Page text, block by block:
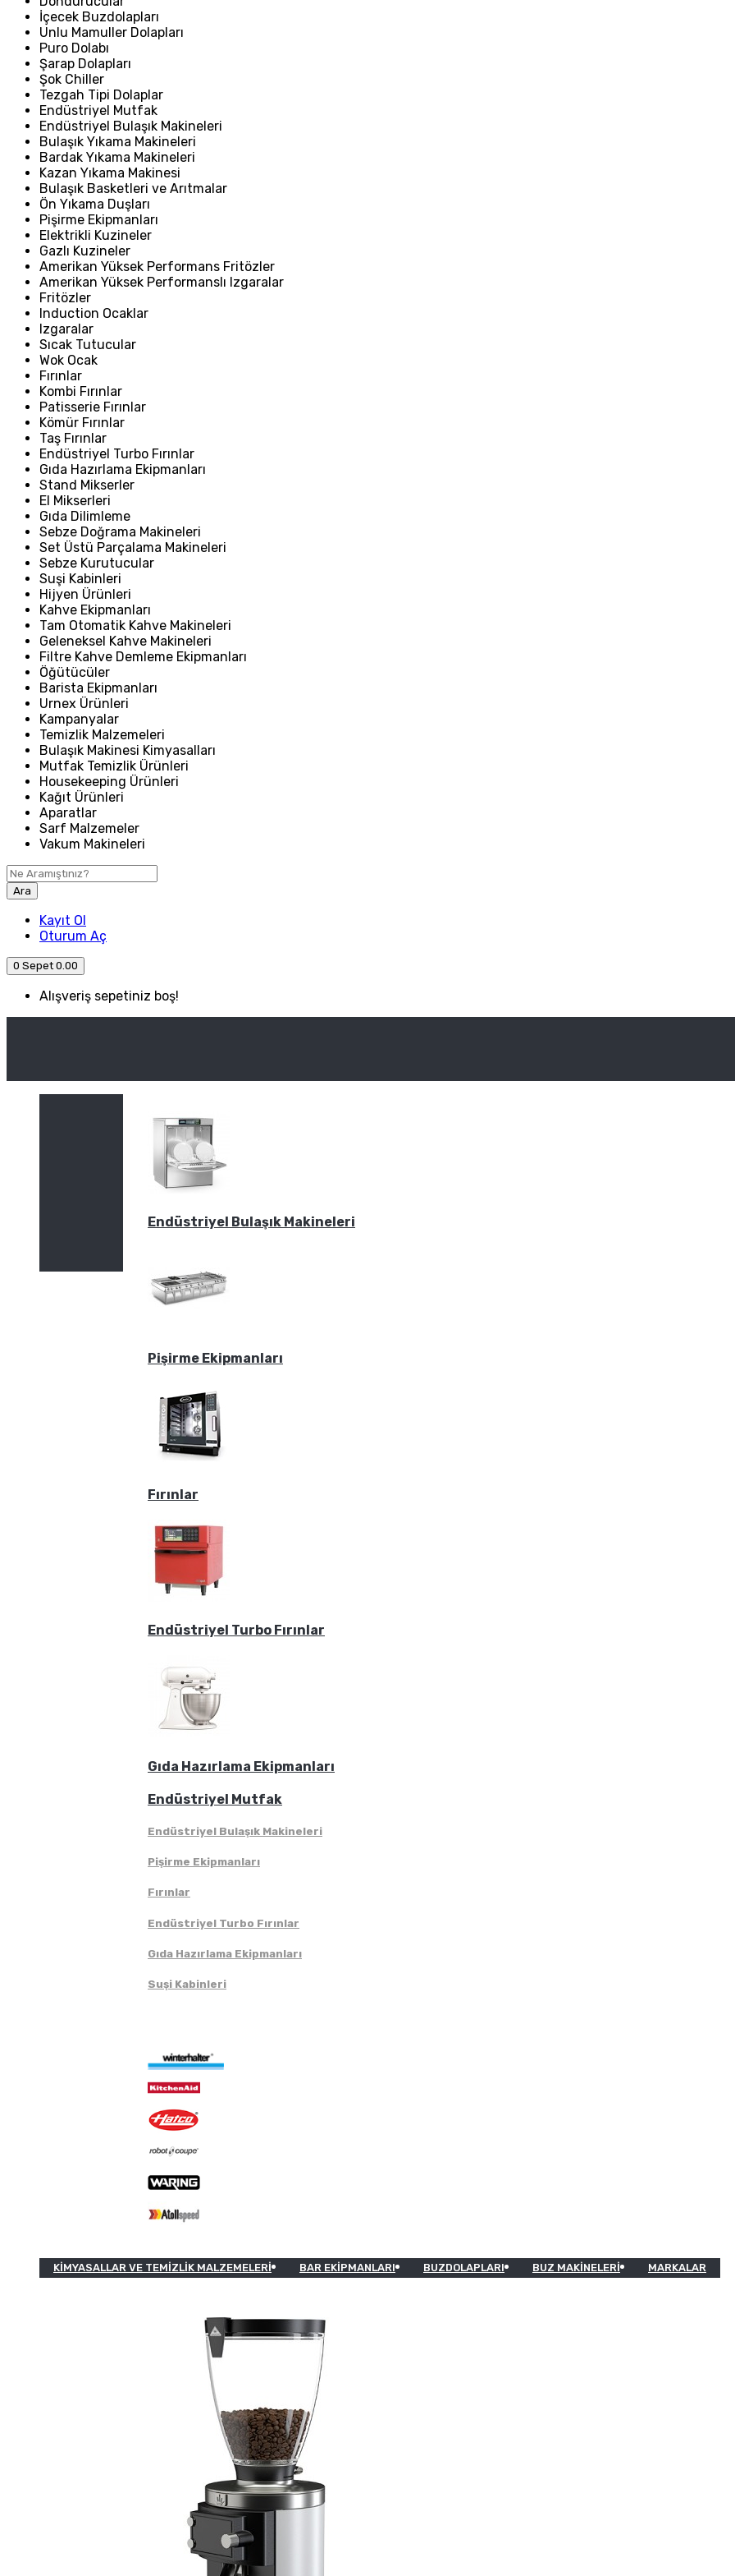
İçecek Buzdolapları
Unlu Mamuller Dolapları
Puro Dolabı
Şarap Dolapları
Şok Chiller
Tezgah Tipi Dolaplar
Endüstriyel Mutfak
Endüstriyel Bulaşık Makineleri
Bulaşık Yıkama Makineleri
Bardak Yıkama Makineleri
Kazan Yıkama Makinesi
Bulaşık Basketleri ve Arıtmalar
Ön Yıkama Duşları
Pişirme Ekipmanları
Elektrikli Kuzineler
Gazlı Kuzineler
Amerikan Yüksek Performans Fritözler
Amerikan Yüksek Performanslı Izgaralar
Fritözler
Induction Ocaklar
Izgaralar
Sıcak Tutucular
Wok Ocak
Fırınlar
Kombi Fırınlar
Patisserie Fırınlar
Kömür Fırınlar
Taş Fırınlar
Endüstriyel Turbo Fırınlar
Gıda Hazırlama Ekipmanları
Stand Mikserler
El Mikserleri
Gıda Dilimleme
Sebze Doğrama Makineleri
Set Üstü Parçalama Makineleri
Sebze Kurutucular
Suşi Kabinleri
Hijyen Ürünleri
Kahve Ekipmanları
Tam Otomatik Kahve Makineleri
Geleneksel Kahve Makineleri
Filtre Kahve Demleme Ekipmanları
Öğütücüler
Barista Ekipmanları
Urnex Ürünleri
Kampanyalar
Temizlik Malzemeleri
Bulaşık Makinesi Kimyasalları
Mutfak Temizlik Ürünleri
Housekeeping Ürünleri
Kağıt Ürünleri
Aparatlar
Sarf Malzemeler
Vakum Makineleri
Ara
Kayıt Ol
Oturum Aç
0 Sepet 0.00
Alışveriş sepetiniz boş!
Kategori
Endüstriyel Bulaşık Makineleri
Pişirme Ekipmanları
Fırınlar
Endüstriyel Turbo Fırınlar
Gıda Hazırlama Ekipmanları
Endüstriyel Mutfak
Endüstriyel Bulaşık Makineleri
Pişirme Ekipmanları
Fırınlar
Endüstriyel Turbo Fırınlar
Gıda Hazırlama Ekipmanları
Suşi Kabinleri
KIMYASALLAR VE TEMIZLIK MALZEMELERI BAR EKIPMANLARI BUZDOLAPLARI BUZ MAKINELERI MARKALAR